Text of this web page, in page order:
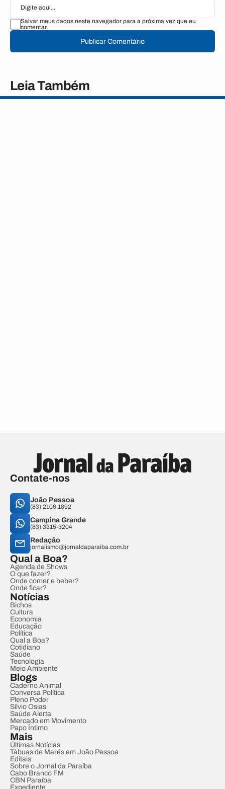
Salvar meus dados neste navegador para a próxima vez que eu
comentar.
Publicar Comentário
Leia Também
Contate-nos
João Pessoa
(83) 2106.1892
Campina Grande
(83) 3315-3204
Redação
jornalismo@jornaldaparaiba.com.br
Qual a Boa?
Agenda de Shows
O que fazer?
Onde comer e beber?
Onde ficar?
Notícias
Bichos
Cultura
Economia
Educação
Política
Qual a Boa?
Cotidiano
Saúde
Tecnologia
Meio Ambiente
Blogs
Caderno Animal
Conversa Política
Pleno Poder
Sílvio Osias
Saúde Alerta
Mercado em Movimento
Papo Íntimo
Mais
Últimas Notícias
Tábuas de Marés em João Pessoa
Editais
Sobre o Jornal da Paraíba
Cabo Branco FM
CBN Paraíba
Expediente